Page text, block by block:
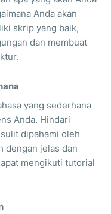
Anda akan
skrip yang baik,
dan membuat
yang sederhana
Anda. Hindari
dipahami oleh
dengan jelas dan
mengikuti tutorial